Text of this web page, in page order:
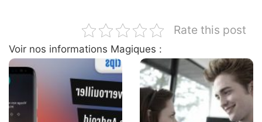
Rate this post
Voir nos informations Magiques :